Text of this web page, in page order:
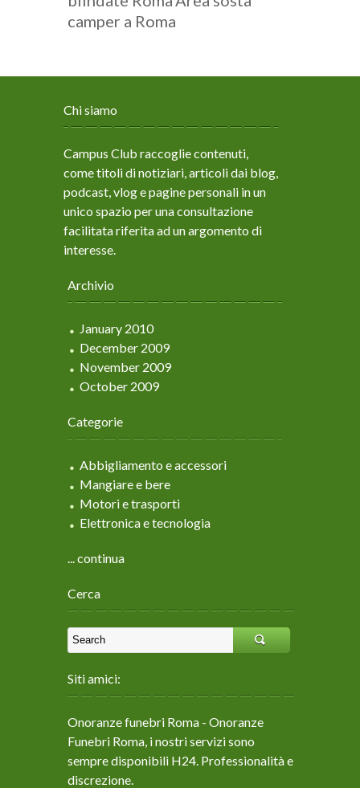
camper a Roma
Chi siamo
Campus Club raccoglie contenuti,
come titoli di notiziari, articoli dai blog,
podcast, vlog e pagine personali in un
unico spazio per una consultazione
facilitata riferita ad un argomento di
interesse.
Archivio
January 2010
December 2009
November 2009
October 2009
Categorie
Abbigliamento e accessori
Mangiare e bere
Motori e trasporti
Elettronica e tecnologia
... continua
Cerca
Siti amici:
Onoranze funebri Roma - Onoranze
Funebri Roma, i nostri servizi sono
sempre disponibili H24. Professionalità e
discrezione.